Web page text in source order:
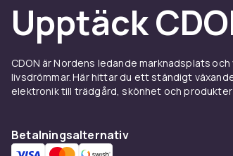
Upptäck
CDON är Nordens ledande marknadsplats
livsdrömmar. Här hittar du ett ständigt
elektronik till trädgård, skönhet och
Betalningsalternativ